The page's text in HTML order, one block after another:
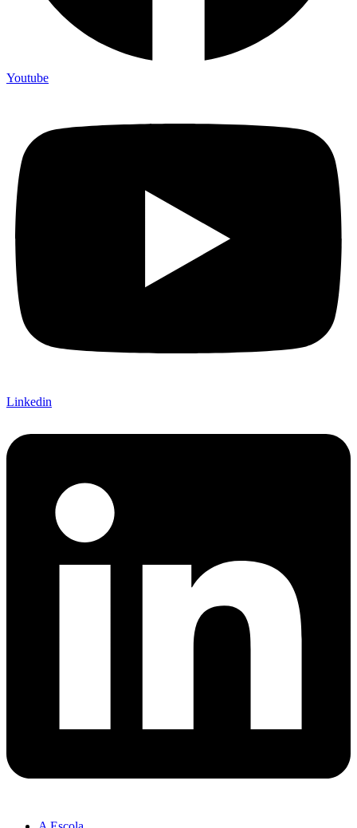
Youtube
Linkedin